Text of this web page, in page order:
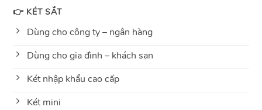
👉 KÉT SẮT
Dùng cho công ty – ngân hàng
Dùng cho gia đình – khách sạn
Két nhập khẩu cao cấp
Két mini